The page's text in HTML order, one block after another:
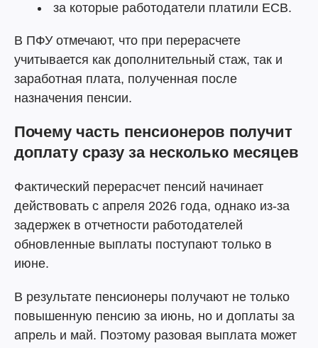
за которые работодатели платили ЕСВ.
В ПФУ отмечают, что при перерасчете
учитывается как дополнительный стаж, так и
заработная плата, полученная после
назначения пенсии.
Почему часть пенсионеров получит
доплату сразу за несколько месяцев
Фактический перерасчет пенсий начинает
действовать с апреля 2026 года, однако из-за
задержек в отчетности работодателей
обновленные выплаты поступают только в
июне.
В результате пенсионеры получают не только
повышенную пенсию за июнь, но и доплаты за
апрель и май. Поэтому разовая выплата может